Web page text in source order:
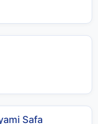
Safa